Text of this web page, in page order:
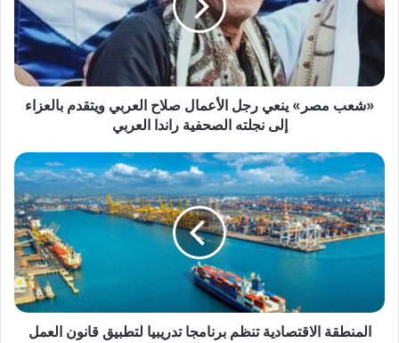
الأعمال
العربي
ويتقدم
بالعزاء
إلى
راندا
العربي
«شعب مصر» ينعي رجل الأعمال صلاح العربي ويتقدم بالعزاء
إلى نجلته الصحفية راندا العربي
المنطقة
الاقتصادية
تنظم
برنامجا
تدريبيا
لتطبيق
مجانا
المنطقة الاقتصادية تنظم برنامجا تدريبيا لتطبيق قانون العمل